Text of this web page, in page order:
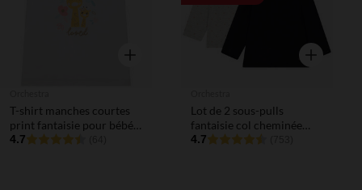
Aperçu rapide
T-shirt manches courtes
print fantaisie pour bébé
fille
4.7
Aperçu
Lot de 2 sous-pulls
fantaisie col cheminée
pour bébé fille
4.7